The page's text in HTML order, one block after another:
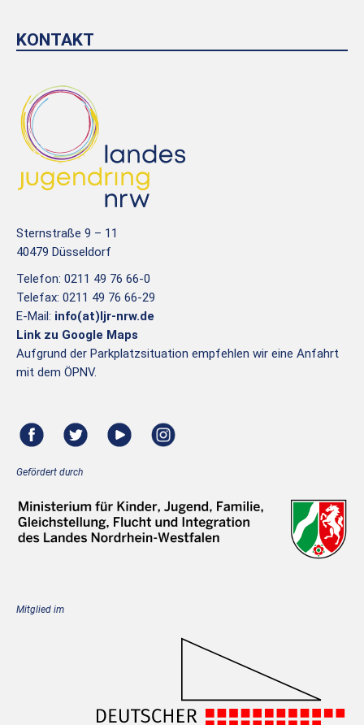
KONTAKT
Sternstraße 9 – 11
40479 Düsseldorf
Telefon: 0211 49 76 66-0
Telefax: 0211 49 76 66-29
E-Mail: info(at)ljr-nrw.de
Link zu Google Maps
Aufgrund der Parkplatzsituation empfehlen wir eine Anfahrt
mit dem ÖPNV.
Gefördert durch
Mitglied im